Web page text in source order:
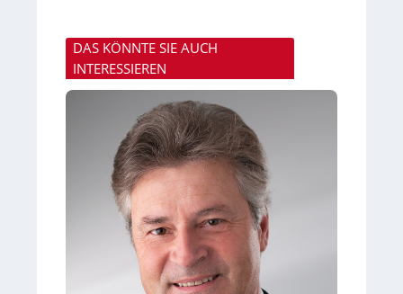
DAS KÖNNTE SIE AUCH
INTERESSIEREN